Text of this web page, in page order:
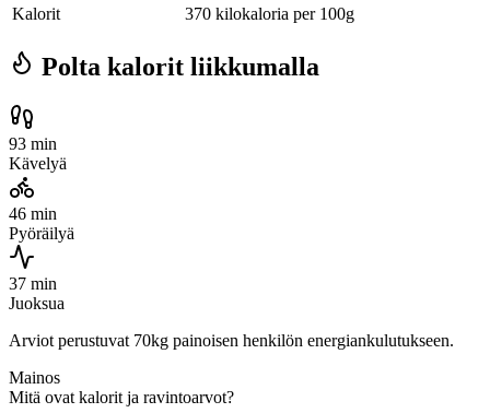
Kalorit
370 kilokaloria per 100g
Polta kalorit liikkumalla
93 min
Kävelyä
46 min
Pyöräilyä
37 min
Juoksua
Arviot perustuvat 70kg painoisen henkilön energiankulutukseen.
Mainos
Mitä ovat kalorit ja ravintoarvot?